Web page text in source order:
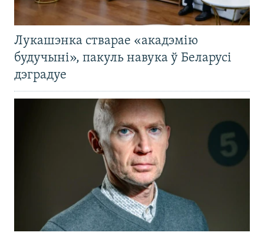
Лукашэнка стварае «акадэмію
будучыні», пакуль навука ў Беларусі
дэградуе